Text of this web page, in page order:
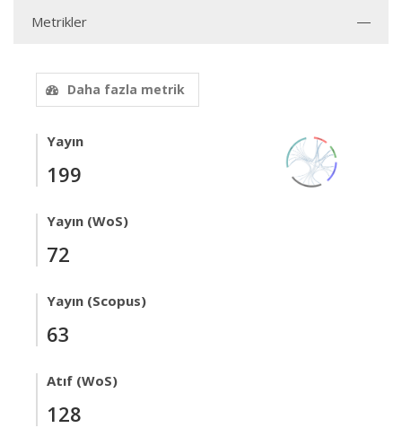
Metrikler
Daha fazla metrik
Yayın
199
Yayın (WoS)
72
Yayın (Scopus)
63
Atıf (WoS)
128